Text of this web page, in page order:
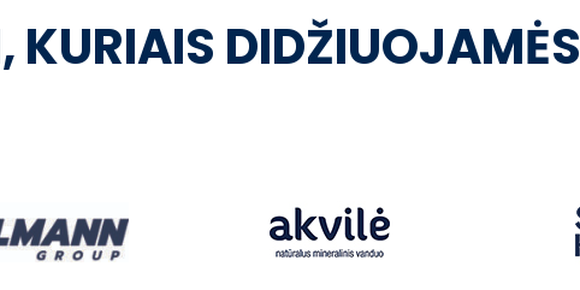
KURIAIS DIDŽIUOJAMĖS